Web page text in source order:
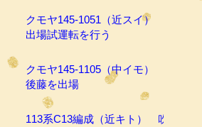
クモヤ145-1051（近スイ）
出場試運転を行う
クモヤ145-1105（中イモ）
後藤を出場
113系C13編成（近キト） 吹